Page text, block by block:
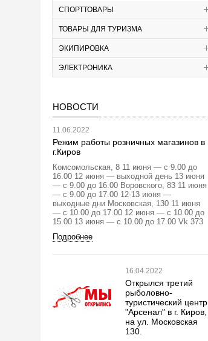
СПОРТТОВАРЫ
ТОВАРЫ ДЛЯ ТУРИЗМА
ЭКИПИРОВКА
ЭЛЕКТРОНИКА
НОВОСТИ
11.06.2022
Режим работы розничных магазинов в
г.Киров
Комсомольская, 8 11 июня — с 9.00 до
16.00 12 июня — выходной день 13 июня
— с 9.00 до 16.00 Воровского, 83 11 июня
— с 9.00 до 17.00 12-13 июня —
выходные дни Московская, 130 11 июня
— с 10.00 до 17.00 12 июня — с 10.00 до
15.00 13 июня — с 10.00 до 17.00 Vk 373
Подробнее
16.04.2022
Открылся третий
рыболовно-
туристический центр
"Арсенал" в г. Киров,
на ул. Московская
130.